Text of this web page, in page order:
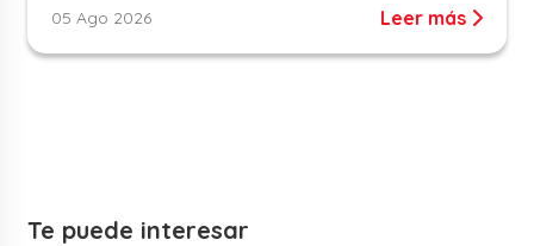
05 Ago 2026 Leer más
Te puede interesar